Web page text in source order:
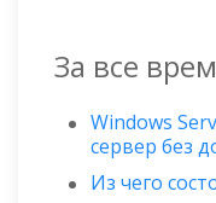
За все
Windows
сервер без
Из чего